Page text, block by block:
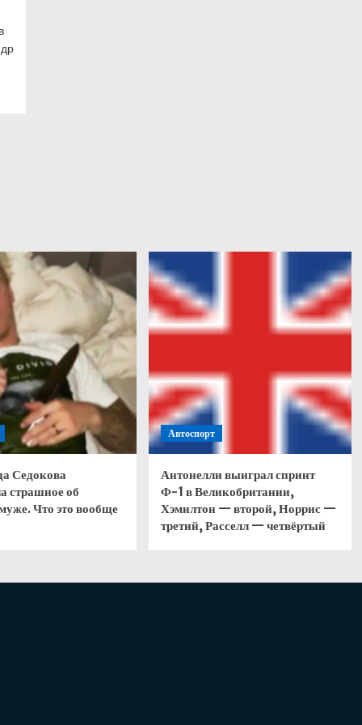
Седокова
страшное об
Что это вообще
Автоспорт
Антонелли выиграл спринт
Ф-1 в Великобритании,
Хэмилтон — второй, Норрис —
третий, Расселл — четвёртый